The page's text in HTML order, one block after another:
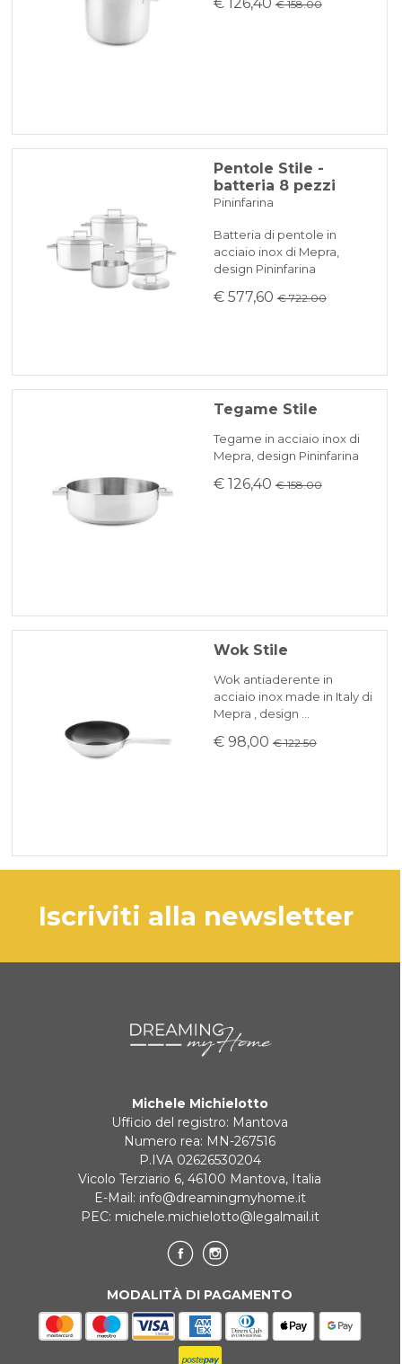
€ 158.00
Pentole Stile -
batteria 8 pezzi
Pininfarina
Batteria di pentole in
acciaio inox di Mepra,
design Pininfarina
€ 577,60 € 722.00
Tegame Stile
Tegame in acciaio inox di
Mepra, design Pininfarina
€ 126,40 € 158.00
Wok Stile
Wok antiaderente in
acciaio inox made in Italy di
Mepra , design …
€ 98,00 € 122.50
iscriviti alla newsletter
Michele Michielotto
Ufficio del registro: Mantova
Numero rea: MN-267516
P.IVA 02626530204
Vicolo Terziario 6, 46100 Mantova, Italia
E-Mail: info@dreamingmyhome.it
PEC: michele.michielotto@legalmail.it
MODALITÀ DI PAGAMENTO